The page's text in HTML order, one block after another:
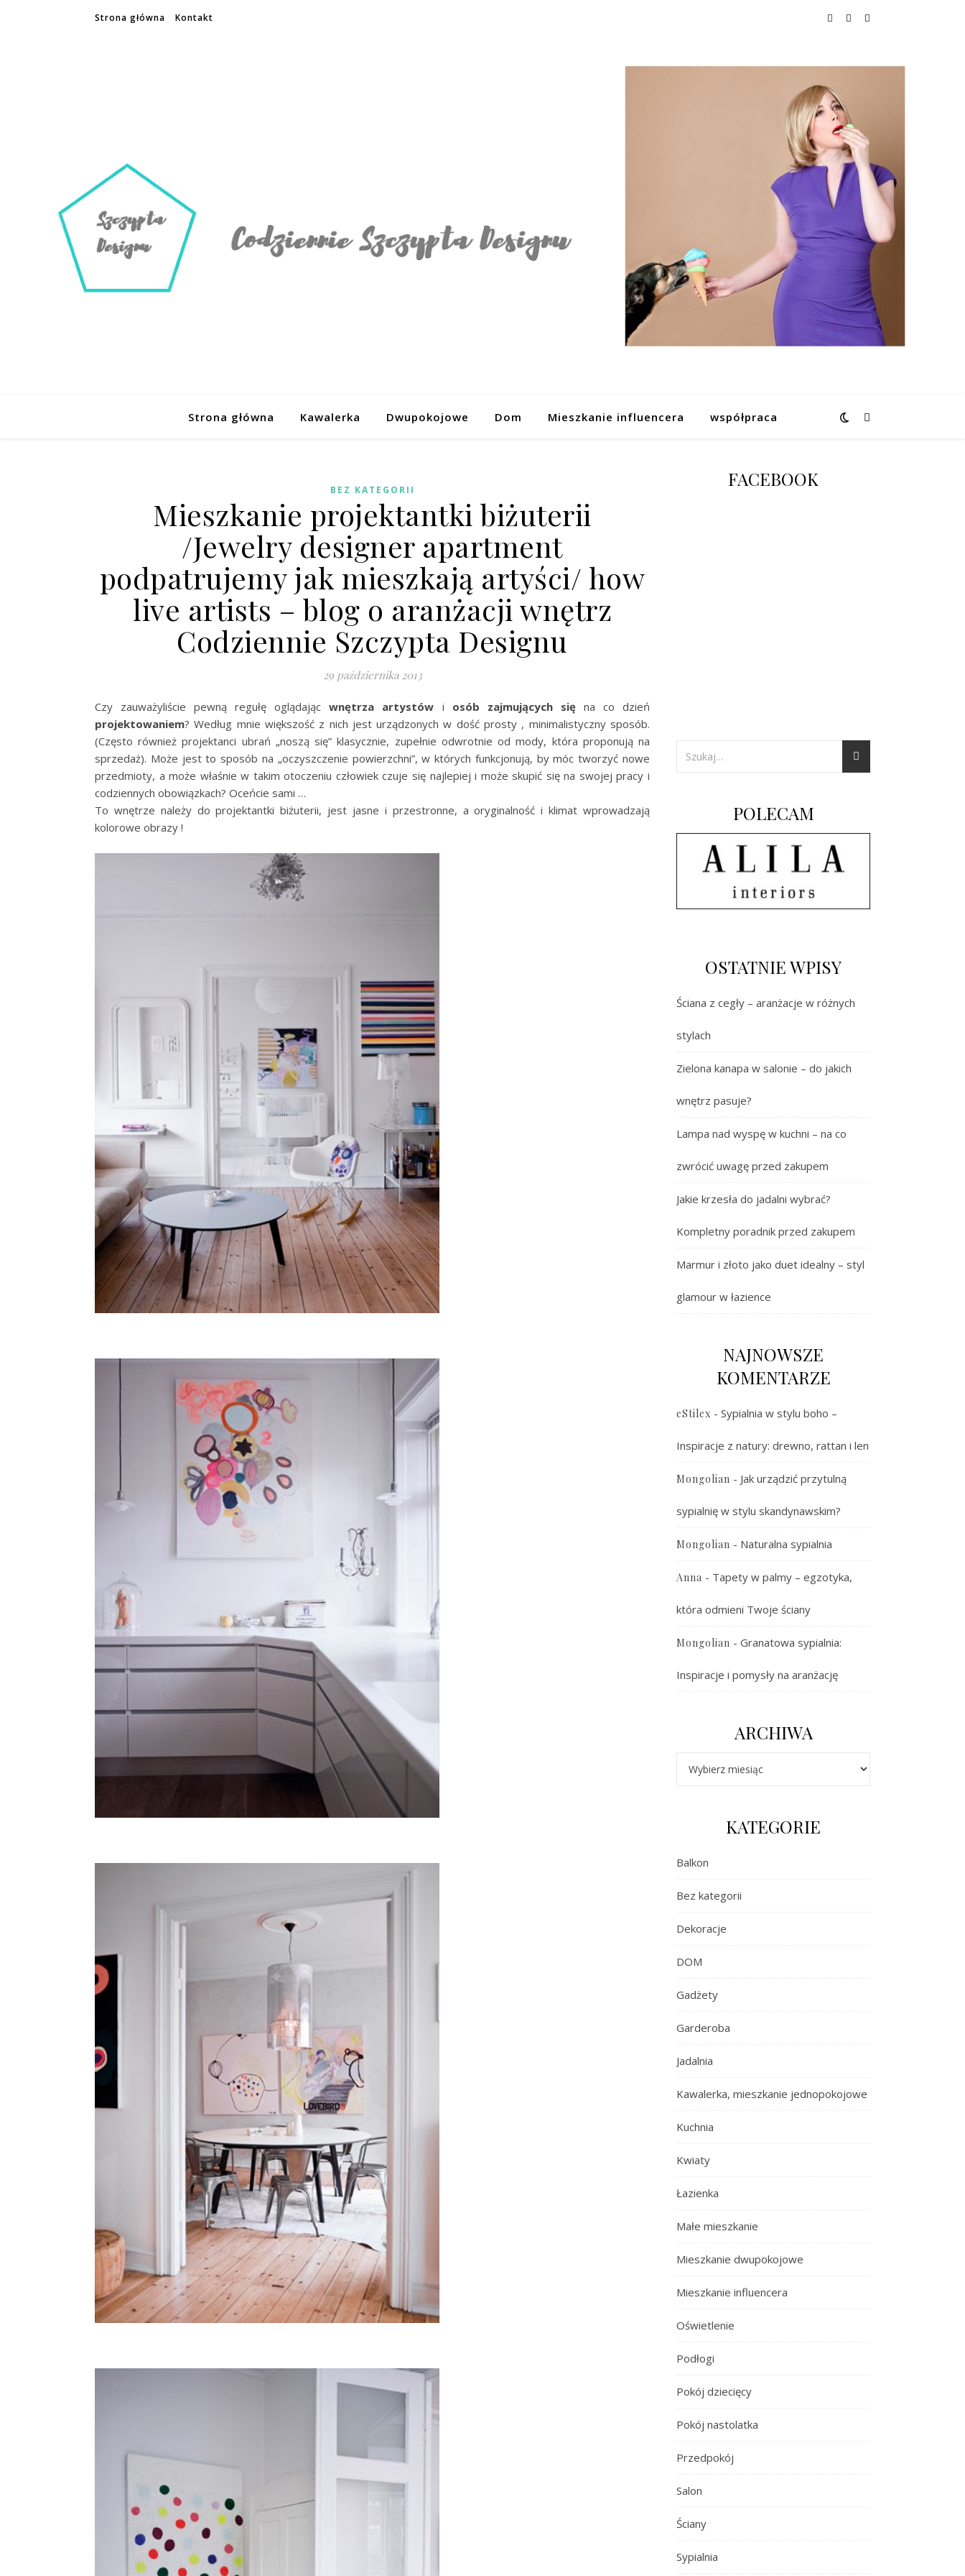
Strona główna Kontakt
Strona główna Kawalerka Dwupokojowe Dom Mieszkanie influencera współpraca
BEZ KATEGORII
Mieszkanie projektantki biżuterii
/Jewelry designer apartment
podpatrujemy jak mieszkają artyści/ how
live artists – blog o aranżacji wnętrz
Codziennie Szczypta Designu
29 października 2013
Czy zauważyliście pewną regułę oglądając wnętrza artystów i osób zajmujących sięna co dzień
projektowaniem? Według mnie większość z nich jest urządzonych w dość prosty , minimalistyczny sposób.
(Często również projektanci ubrań „noszą się” klasycznie, zupełnie odwrotnie od mody, która proponują na
sprzedaż). Może jest to sposób na „oczyszczenie powierzchni”, w których funkcjonują, by móc tworzyć nowe
przedmioty, a może właśnie w takim otoczeniu człowiek czuje się najlepiej i może skupić się na swojej pracy i
codziennych obowiązkach? Oceńcie sami …
To wnętrze należy do projektantki biżuterii, jest jasne i przestronne, a oryginalność i klimat wprowadzają
kolorowe obrazy !
FACEBOOK
POLECAM
OSTATNIE WPISY
Ściana z cegły – aranżacje w różnych
stylach
Zielona kanapa w salonie – do jakich
wnętrz pasuje?
Lampa nad wyspę w kuchni – na co
zwrócić uwagę przed zakupem
Jakie krzesła do jadalni wybrać?
Kompletny poradnik przed zakupem
Marmur i złoto jako duet idealny – styl
glamour w łazience
NAJNOWSZE
KOMENTARZE
eStilex - Sypialnia w stylu boho –
Inspiracje z natury: drewno, rattan i len
Mongolian - Jak urządzić przytulną
sypialnię w stylu skandynawskim?
Mongolian - Naturalna sypialnia
Anna - Tapety w palmy – egzotyka,
która odmieni Twoje ściany
Mongolian - Granatowa sypialnia:
Inspiracje i pomysły na aranżację
ARCHIWA
KATEGORIE
Balkon
Bez kategorii
Dekoracje
DOM
Gadżety
Garderoba
Jadalnia
Kawalerka, mieszkanie jednopokojowe
Kuchnia
Kwiaty
Łazienka
Małe mieszkanie
Mieszkanie dwupokojowe
Mieszkanie influencera
Oświetlenie
Podłogi
Pokój dziecięcy
Pokój nastolatka
Przedpokój
Salon
Ściany
Sypialnia